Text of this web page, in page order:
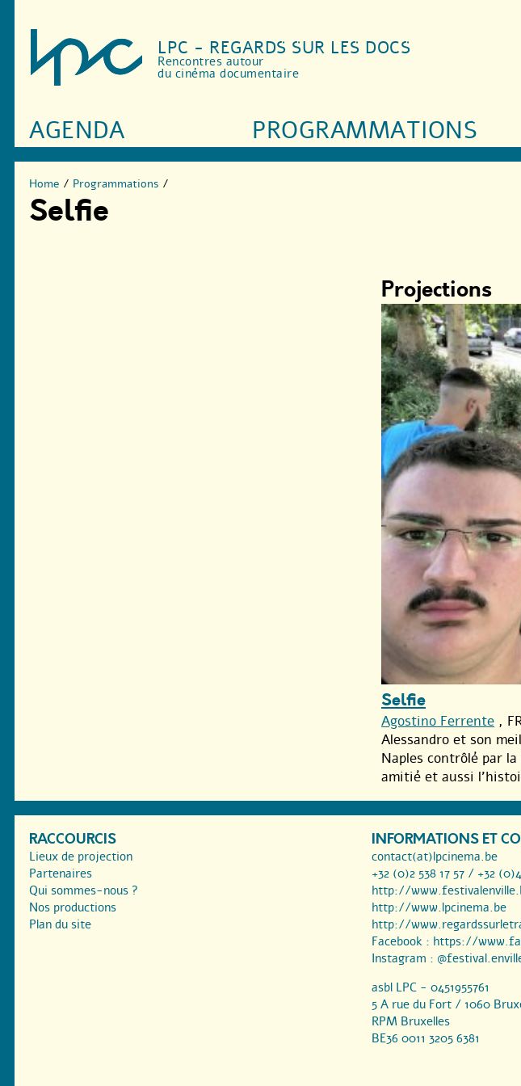
LPC - REGARDS SUR LES DOCS
Rencontres autour
du cinéma documentaire
AGENDA PROGRAMMATIONS
Home / Programmations /
Selfie
Projections
Selfie
Agostino Ferrente ,
Alessandro et son
Naples contrôlé par
amitié et aussi
RACCOURCIS
Lieux de projection
Partenaires
Qui sommes-nous ?
Nos productions
Plan du site
INFORMATIONS ET
contact(at)lpcinema.be
+32 (0)2 538 17 57 / +32
http://
http://www.lpcinema.be
http://
Facebook : https://
Instagram :
asbl LPC - 0451955761
5 A rue du Fort / 1060
RPM Bruxelles
BE36 0011 3205 6381